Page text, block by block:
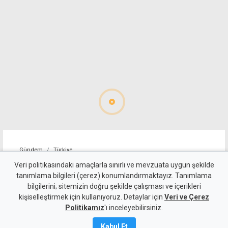
Gündem Türkiye
Türkiye Dışişleri:
Yunanistan'ın tek taraflı
adımı hukuki sonuç
Veri politikasındaki amaçlarla sınırlı ve mevzuata uygun şekilde
tanımlama bilgileri (çerez) konumlandırmaktayız. Tanımlama
bilgilerini; sitemizin doğru şekilde çalışması ve içerikleri
kişiselleştirmek için kullanıyoruz. Detaylar için Veri ve Çerez
Politikamız'ı inceleyebilirsiniz.